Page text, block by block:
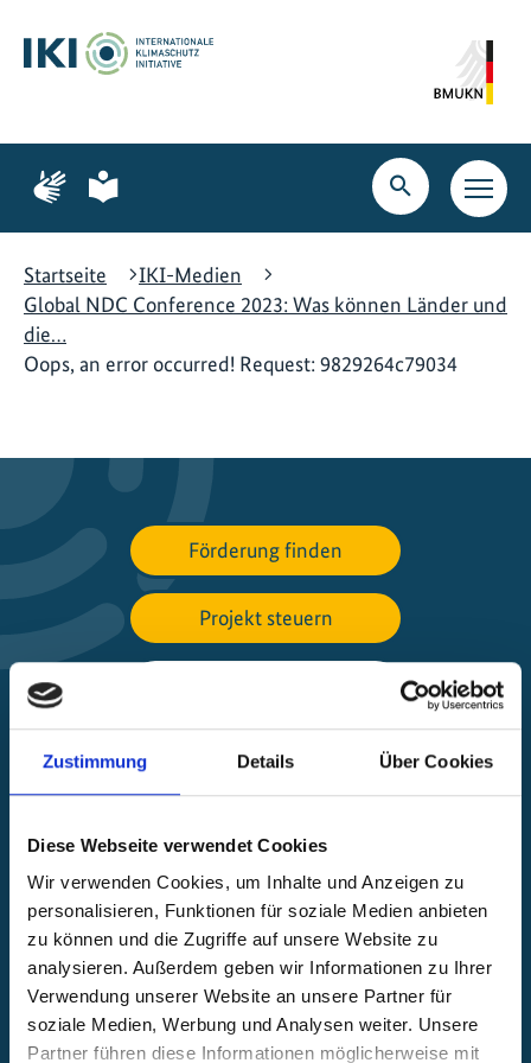
Zustimmung Details Über Cookies
Diese Webseite verwendet Cookies
Wir verwenden Cookies, um Inhalte und Anzeigen zu
personalisieren, Funktionen für soziale Medien anbieten
zu können und die Zugriffe auf unsere Website zu
analysieren. Außerdem geben wir Informationen zu Ihrer
Verwendung unserer Website an unsere Partner für
soziale Medien, Werbung und Analysen weiter. Unsere
Partner führen diese Informationen möglicherweise mit
Hauptinhalt
springen
Suche
springen
Hauptnavigation
springen
Zur
Seite
Gebärdensprache
Zur
Seite
leichte
Suche
öffnen
Startseite
IKI-Medien
Global NDC Conference 2023: Was können Länder und
die…
Oops, an error occurred! Request: 9829264c79034
Förderung finden
Projekt steuern
Über die IKI
Projektkarte